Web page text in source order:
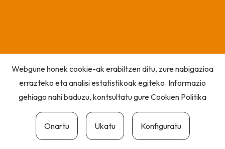
Webgune honek cookie-ak erabiltzen ditu, zure nabigazioa
errazteko eta analisi estatistikoak egiteko. Informazio
gehiago nahi baduzu, kontsultatu gureCookien Politika
Onartu Ukatu Konfiguratu